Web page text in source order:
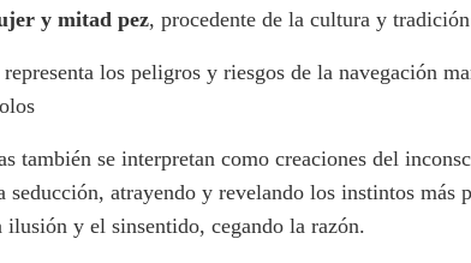
y mitad pez, procedente de la cultura y
los peligros y riesgos de la navegación
también se interpretan como creaciones del
seducción, atrayendo y revelando los instintos
ilusión y el sinsentido, cegando la razón.